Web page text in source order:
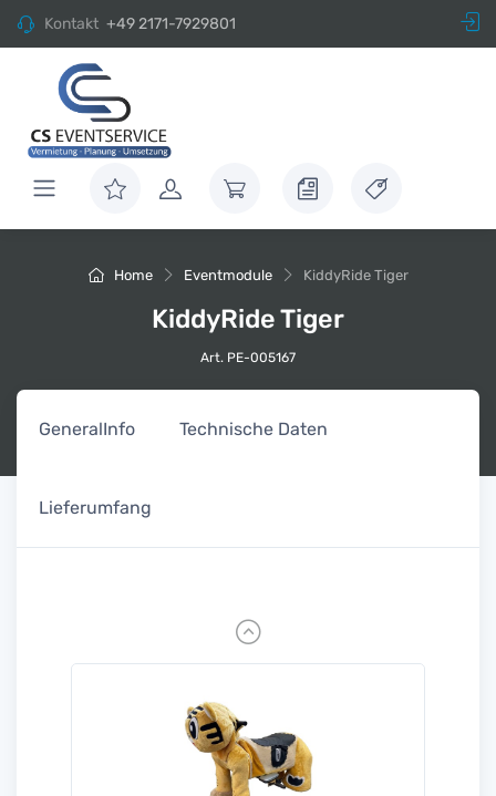
Kontakt +49 2171-7929801
Home Eventmodule KiddyRide Tiger
KiddyRide Tiger
Art. PE-005167
GeneralInfo Technische Daten
Lieferumfang
Previous